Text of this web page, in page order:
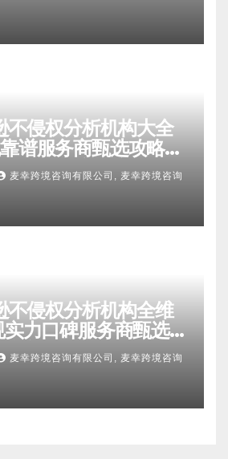
家知识产权全维度
侵权分析机构大全
侵权分析机构全维